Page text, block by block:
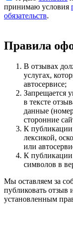
принимаю условия
обязательств.
Правила
В отзывах
услугах,
автосервисе;
Запрещается
в тексте
данные
сторонние
К публикации
лексикой,
или
К
символов в
Мы оставляем за
публиковать отзыв
установленным